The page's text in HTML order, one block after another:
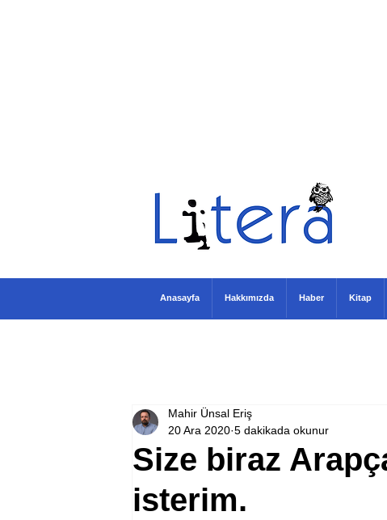
Size biraz
isterim.
Mahir Ünsal Eriş
20 Ara 2020 5 dakikada okunur
Anasayfa Hakkımızda Haber Kitap